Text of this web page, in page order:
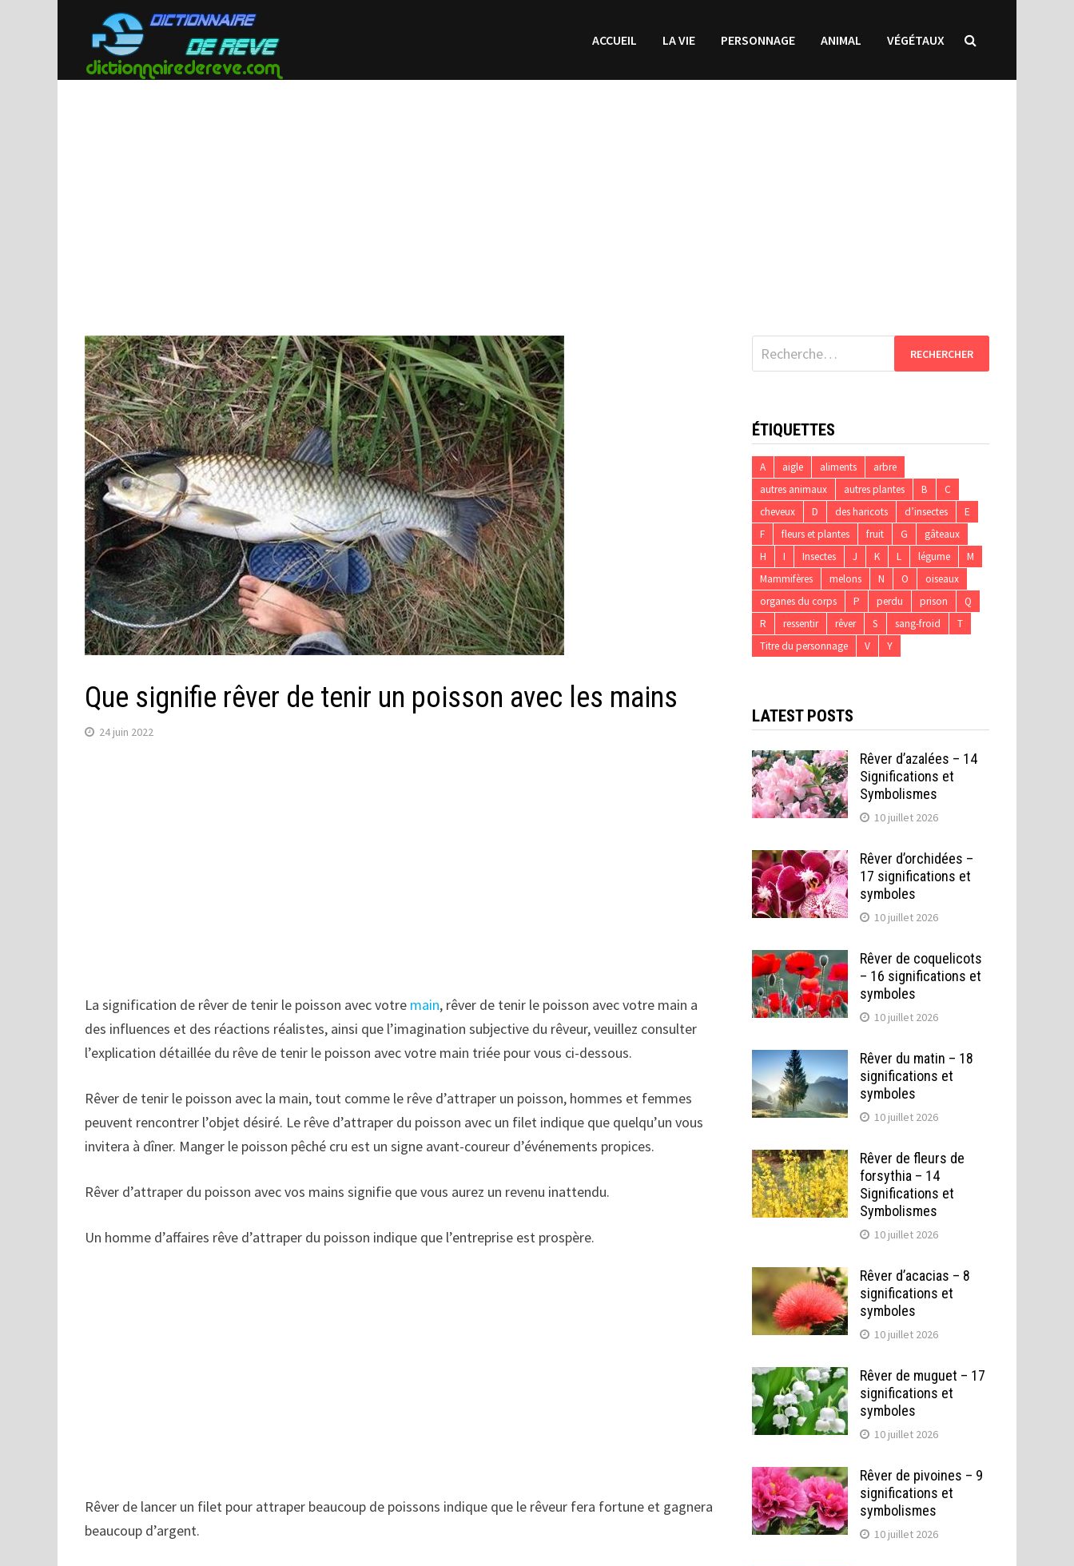
contenu
ACCUEIL LA VIE PERSONNAGE ANIMAL VÉGÉTAUX
Que signifie rêver de tenir un poisson avec les mains
24 juin 2022
La signification de rêver de tenir le poisson avec votre main, rêver de tenir le poisson avec votre main a
des influences et des réactions réalistes, ainsi que l’imagination subjective du rêveur, veuillez consulter
l’explication détaillée du rêve de tenir le poisson avec votre main triée pour vous ci-dessous.
Rêver de tenir le poisson avec la main, tout comme le rêve d’attraper un poisson, hommes et femmes
peuvent rencontrer l’objet désiré. Le rêve d’attraper du poisson avec un filet indique que quelqu’un vous
invitera à dîner. Manger le poisson pêché cru est un signe avant-coureur d’événements propices.
Rêver d’attraper du poisson avec vos mains signifie que vous aurez un revenu inattendu.
Un homme d’affaires rêve d’attraper du poisson indique que l’entreprise est prospère.
Rêver de lancer un filet pour attraper beaucoup de poissons indique que le rêveur fera fortune et gagnera
beaucoup d’argent.
Rechercher :
ÉTIQUETTES
A aigle aliments
arbre
autres animaux
autres plantes B
C
cheveux
D des haricots d’insectes
E
F
fleurs et plantes fruit G
gâteaux
H
I Insectes J K L légume
M
Mammifères
melons N O
oiseaux
organes du corps
P perdu prison
Q
R
ressentir rêver S sang-froid
T
Titre du personnage
V Y
LATEST POSTS
Rêver d’azalées – 14
Significations et
Symbolismes
10 juillet 2026
Rêver d’orchidées –
17 significations et
symboles
10 juillet 2026
Rêver de coquelicots
– 16 significations et
symboles
10 juillet 2026
Rêver du matin – 18
significations et
symboles
10 juillet 2026
Rêver de fleurs de
forsythia – 14
Significations et
Symbolismes
10 juillet 2026
Rêver d’acacias – 8
significations et
symboles
10 juillet 2026
Rêver de muguet – 17
significations et
symboles
10 juillet 2026
Rêver de pivoines – 9
significations et
symbolismes
10 juillet 2026